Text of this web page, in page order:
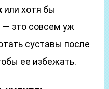
или хотя бы
— это совсем уж
суставы после
ее избежать.